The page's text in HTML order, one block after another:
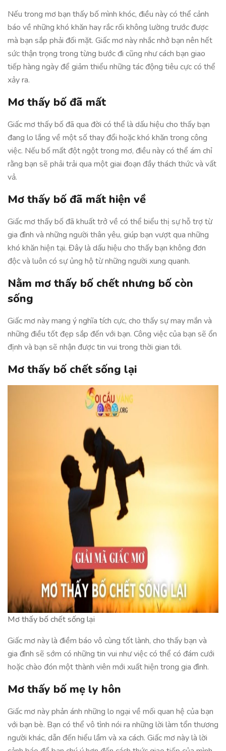
Nếu trong mơ bạn thấy bố mình khóc, điều này có thể cảnh
báo về những khó khăn hay rắc rối không lường trước được
mà bạn sắp phải đối mặt. Giấc mơ này nhắc nhở bạn nên hết
sức thận trọng trong từng bước đi cũng như cách bạn giao
tiếp hàng ngày để giảm thiểu những tác động tiêu cực có thể
xảy ra.
Mơ thấy bố đã mất
Giấc mơ thấy bố đã qua đời có thể là dấu hiệu cho thấy bạn
đang lo lắng về một số thay đổi hoặc khó khăn trong công
việc. Nếu bố mất đột ngột trong mơ, điều này có thể ám chỉ
rằng bạn sẽ phải trải qua một giai đoạn đầy thách thức và vất
vả.
Mơ thấy bố đã mất hiện về
Giấc mơ thấy bố đã khuất trở về có thể biểu thị sự hỗ trợ từ
gia đình và những người thân yêu, giúp bạn vượt qua những
khó khăn hiện tại. Đây là dấu hiệu cho thấy bạn không đơn
độc và luôn có sự ủng hộ từ những người xung quanh.
Nằm mơ thấy bố chết nhưng bố còn
sống
Giấc mơ này mang ý nghĩa tích cực, cho thấy sự may mắn và
những điều tốt đẹp sắp đến với bạn. Công việc của bạn sẽ ổn
định và bạn sẽ nhận được tin vui trong thời gian tới.
Mơ thấy bố chết sống lại
Mơ thấy bố chết sống lại
Giấc mơ này là điềm báo vô cùng tốt lành, cho thấy bạn và
gia đình sẽ sớm có những tin vui như việc có thể có đám cưới
hoặc chào đón một thành viên mới xuất hiện trong gia đình.
Mơ thấy bố mẹ ly hôn
Giấc mơ này phản ánh những lo ngại về mối quan hệ của bạn
với bạn bè. Bạn có thể vô tình nói ra những lời làm tổn thương
người khác, dẫn đến hiểu lầm và xa cách. Giấc mơ này là lời